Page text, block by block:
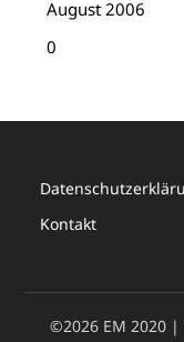
August 2006
0
Kontakt
©2026 EM 2020 |